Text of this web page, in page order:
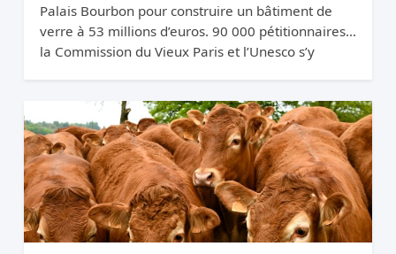
Palais Bourbon pour construire un bâtiment de
verre à 53 millions d’euros. 90 000 pétitionnaires,
la Commission du Vieux Paris et l’Unesco s’y